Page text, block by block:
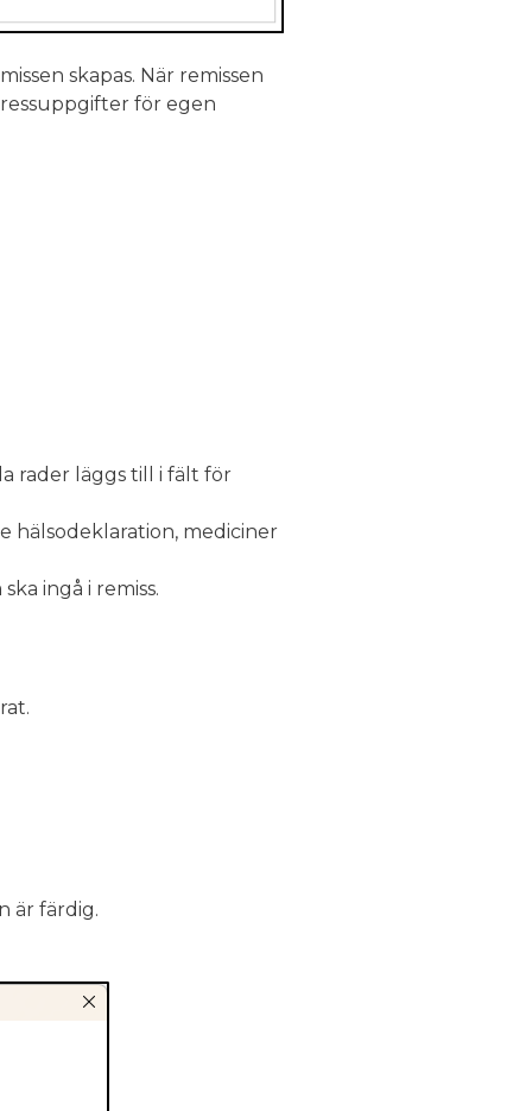
skapas. När remissen
för egen
rader läggs till i fält för
hälsodeklaration, mediciner
ingå i remiss.
är färdig.